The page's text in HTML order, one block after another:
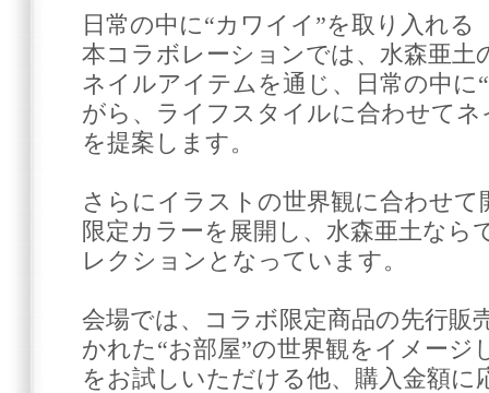
日常の中に“カワイイ”を取り入れる
本コラボレーションでは、水森亜
ネイルアイテムを通じ、日常の中に
がら、ライフスタイルに合わせて
を提案します。
さらにイラストの世界観に合わせ
限定カラーを展開し、水森亜土なら
レクションとなっています。
会場では、コラボ限定商品の先行販
かれた“お部屋”の世界観をイメージ
をお試しいただける他、購入金額に